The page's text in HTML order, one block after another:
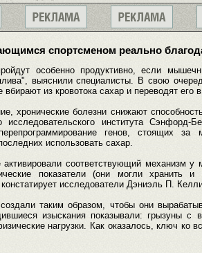
спортсменом реально
особенно продуктивно, если
выяснили специалисты. В свою
из кровотока сахар и переводят его
хронические болезни снижают
исследовательского института Сэнфорд-
генов, стоящих
использовать сахар.
активировали соответствующий механизм
показатели (они могли хранить и
исследователи Дэниэль П.
таким образом, чтобы они
изыскания показывали: грызуны
нагрузки. Как оказалось, ключ ко